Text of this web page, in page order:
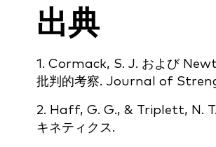
出典
1. Cormack, S. J. および
批判的考察. Journal of
2. Haff, G. G., & Triplett, N. T.
キネティクス.